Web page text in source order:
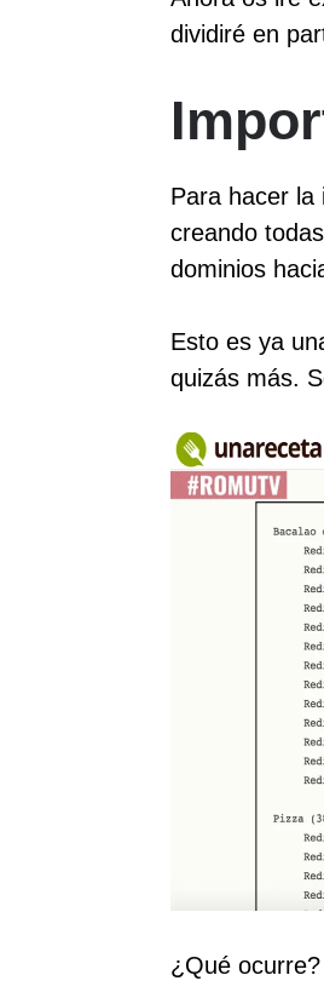
dividiré en
Para hacer la
creando
dominios
Esto es ya
quizás más.
¿Qué ocurre?